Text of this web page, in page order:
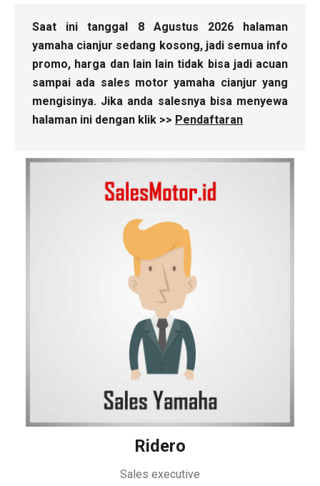
Saat ini tanggal 8 Agustus 2026 halaman
yamaha cianjur sedang kosong, jadi semua info
promo, harga dan lain lain tidak bisa jadi acuan
sampai ada sales motor yamaha cianjur yang
mengisinya. Jika anda salesnya bisa menyewa
halaman ini dengan klik >> Pendaftaran
Ridero
Sales executive